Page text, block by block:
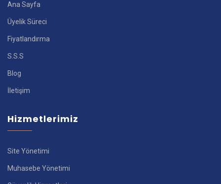
Ana Sayfa
Üyelik Süreci
Fiyatlandırma
S.S.S
Blog
İletişim
Hizmetlerimiz
Site Yönetimi
Muhasebe Yönetimi